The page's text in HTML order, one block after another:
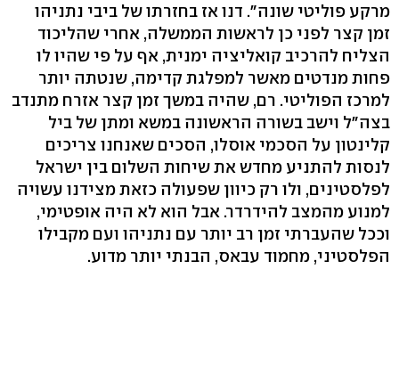
מרקע פוליטי שונה". דנו אז בחזרתו של ביבי נתניהו
זמן קצר לפני כן לראשות הממשלה, אחרי שהליכוד
הצליח להרכיב קואליציה ימנית, אף על פי שהיו לו
פחות מנדטים מאשר למפלגת קדימה, שנטתה יותר
למרכז הפוליטי. רם, שהיה במשך זמן קצר אזרח מתנדב
בצה"ל וישב בשורה הראשונה במשא ומתן של ביל
קלינטון על הסכמי אוסלו, הסכים שאנחנו צריכים
לנסות להתניע מחדש את שיחות השלום בין ישראל
לפלסטינים, ולו רק כיוון שפעולה כזאת מצידנו עשויה
למנוע מהמצב להידרדר. אבל הוא לא היה אופטימי,
וככל שהעברתי זמן רב יותר עם נתניהו ועם מקבילו
הפלסטיני, מחמוד עבאס, הבנתי יותר מדוע.